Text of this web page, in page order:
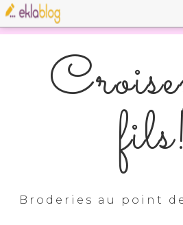
Broderies au point